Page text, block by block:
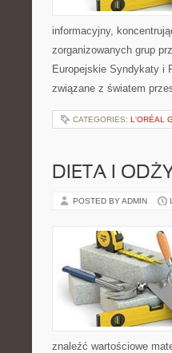
informacyjny,
zorganizowanych grup
Europejskie Syndykaty i
związane z światem
CATEGORIES: L'ORÉAL
DIETA I
POSTED BY ADMIN
znaleźć wartościowe